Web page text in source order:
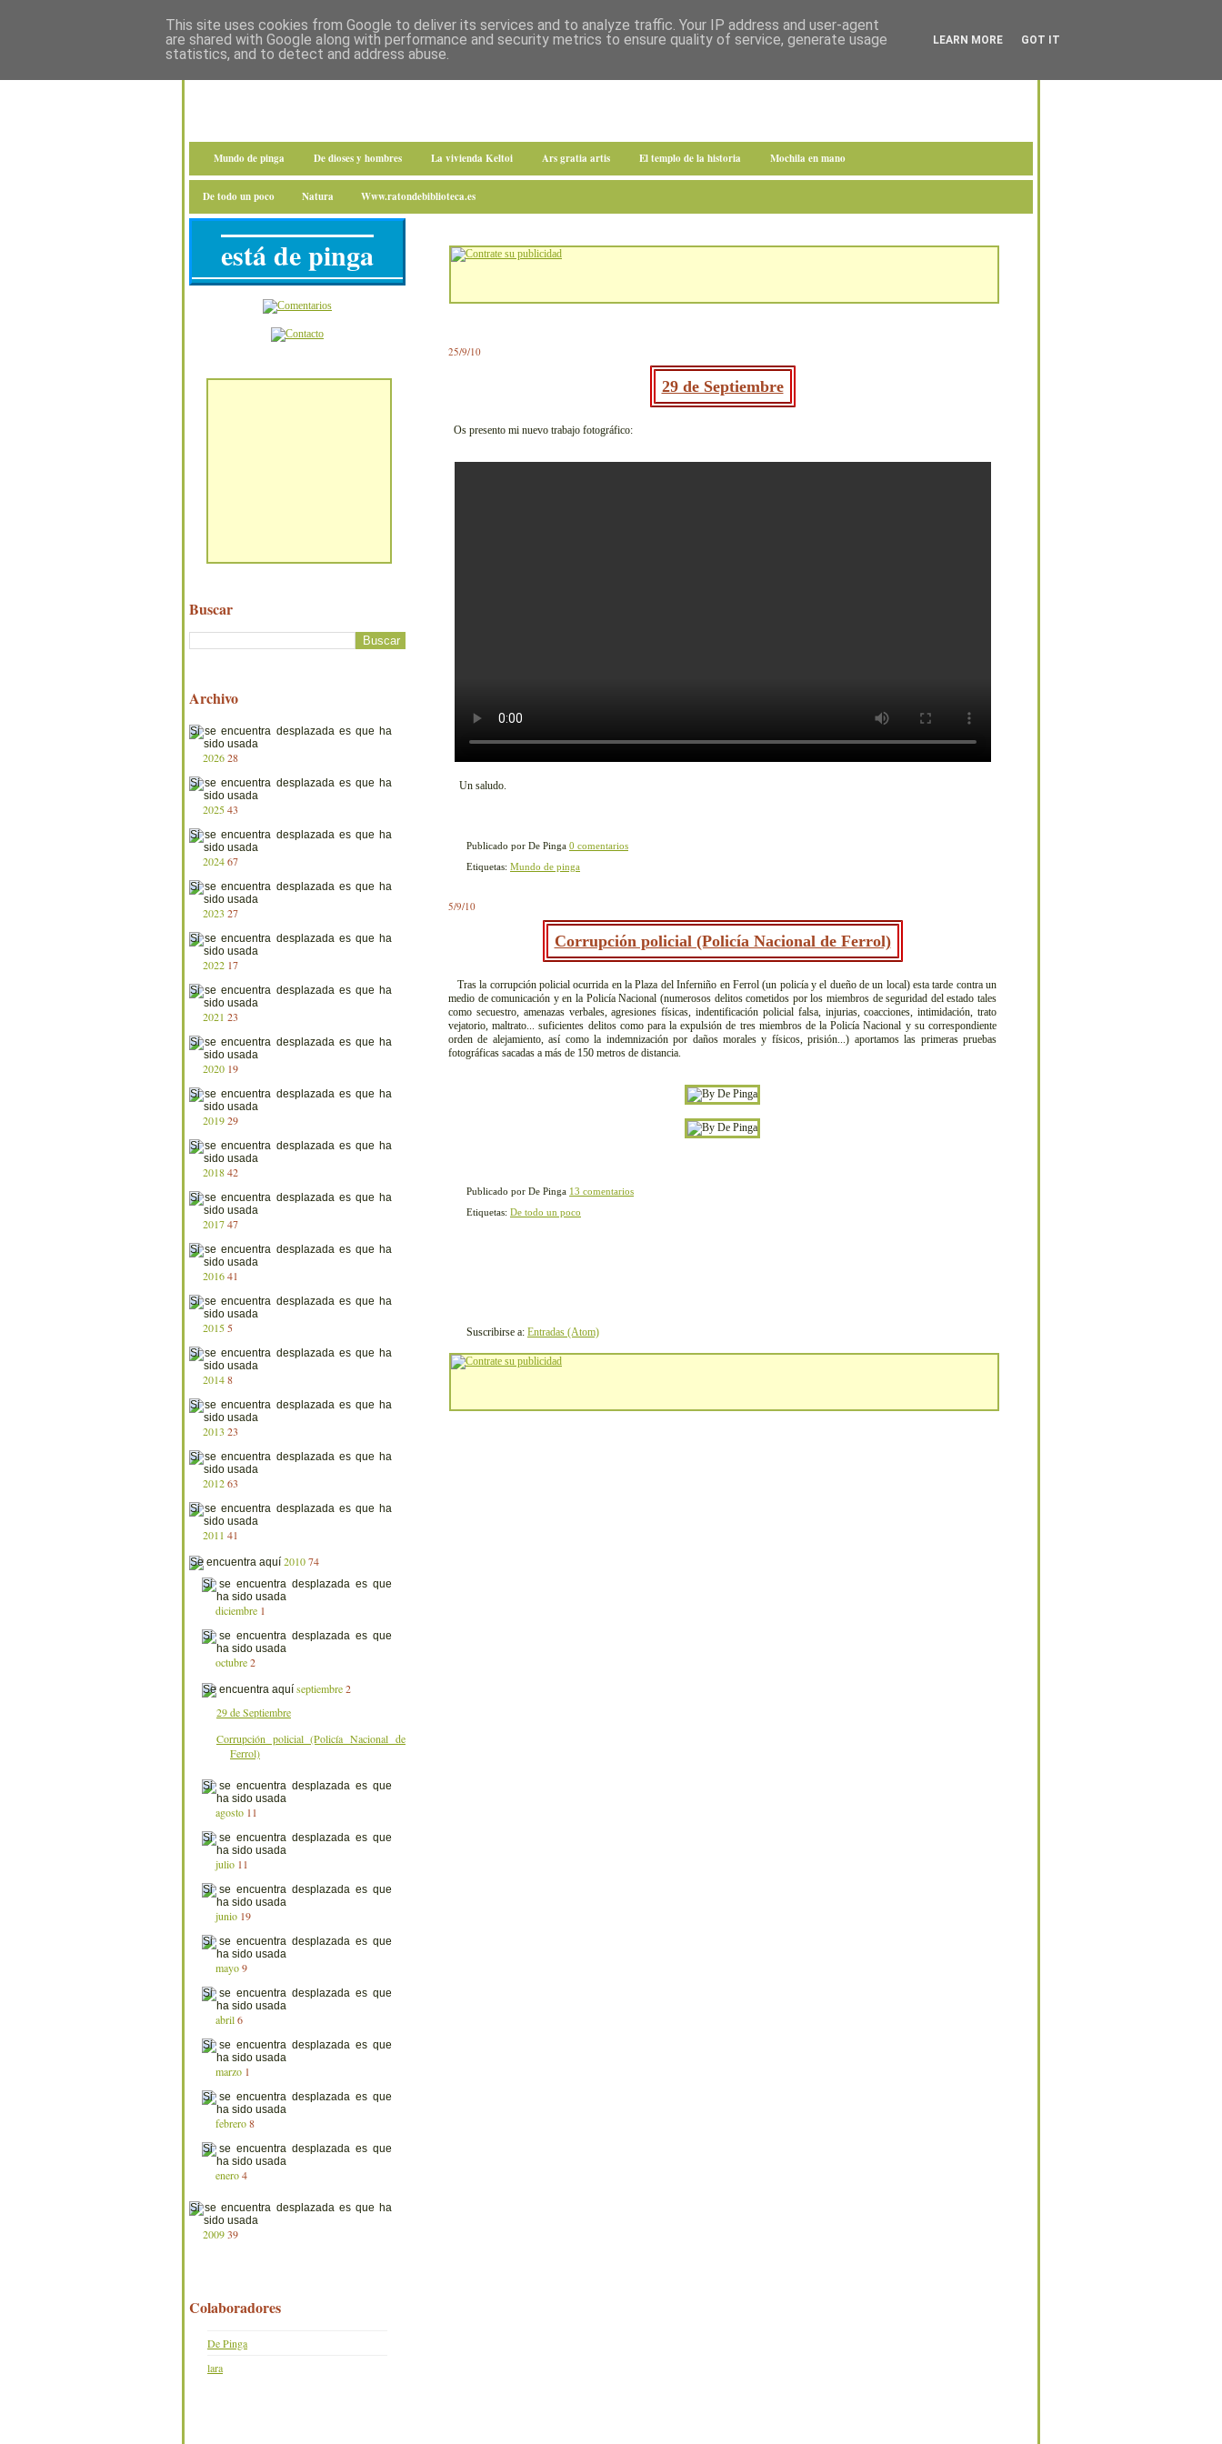
Mundo de pinga De dioses y hombres La vivienda Keltoi Ars gratia artis El templo de la historia Mochila en mano
De todo un poco Natura Www.ratondebiblioteca.es
25/9/10
29 de Septiembre
Os presento mi nuevo trabajo fotográfico:
Un saludo.
Publicado por De Pinga 0 comentarios
Etiquetas: Mundo de pinga
5/9/10
Corrupción policial (Policía Nacional de Ferrol)
Tras la corrupción policial ocurrida en la Plaza del Inferniño en Ferrol (un policía y el dueño de un local) esta tarde contra un
medio de comunicación y en la Policía Nacional (numerosos delitos cometidos por los miembros de seguridad del estado tales
como secuestro, amenazas verbales, agresiones físicas, indentificación policial falsa, injurias, coacciones, intimidación, trato
vejatorio, maltrato... suficientes delitos como para la expulsión de tres miembros de la Policía Nacional y su correspondiente
orden de alejamiento, así como la indemnización por daños morales y físicos, prisión...) aportamos las primeras pruebas
fotográficas sacadas a más de 150 metros de distancia.
Publicado por De Pinga 13 comentarios
Etiquetas: De todo un poco
Suscribirse a: Entradas (Atom)
está de pinga
Buscar
Archivo
202628
202543
202467
2023 27
2022 17
2021 23
2020 19
201929
201842
201747
201641
2015 5
20148
2013 23
201263
2011 41
201074
diciembre 1
octubre 2
septiembre 2
29 de Septiembre
Corrupción policial (Policía Nacional de
Ferrol)
agosto 11
julio 11
junio 19
mayo 9
abril 6
marzo 1
febrero 8
enero 4
200939
Colaboradores
De Pinga
lara
This site uses cookies from Google to deliver its services and to analyze traffic. Your IP address and user-agent
are shared with Google along with performance and security metrics to ensure quality of service, generate usage
statistics, and to detect and address abuse.
LEARN MORE GOT IT